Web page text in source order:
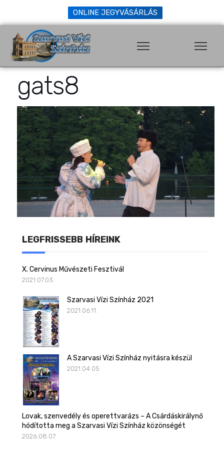
ONLINE JEGYVÁSÁRLÁS
gats8
LEGFRISSEBB HÍREINK
X. Cervinus Művészeti Fesztivál
2021.07.03.
Szarvasi Vízi Színház 2021
2021.06.11.
A Szarvasi Vízi Színház nyitásra készül
2021.04.05.
Lovak, szenvedély és operettvarázs – A Csárdáskirálynő
hódította meg a Szarvasi Vízi Színház közönségét
2026.08.07.